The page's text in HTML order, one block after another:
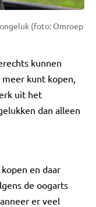
(foto: Omroep
kunnen
kunt kopen,
uit het
dan alleen
en daar
de oogarts
er veel